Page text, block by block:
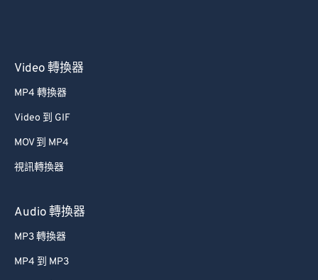
Video 轉換器
MP4 轉換器
Video 到 GIF
MOV 到 MP4
視訊轉換器
Audio 轉換器
MP3 轉換器
MP4 到 MP3